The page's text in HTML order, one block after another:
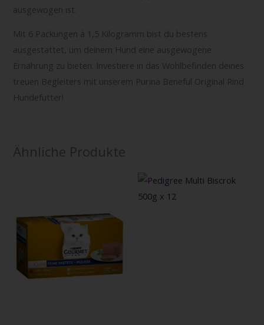
ausgewogen ist.
Mit 6 Packungen à 1,5 Kilogramm bist du bestens
ausgestattet, um deinem Hund eine ausgewogene
Ernährung zu bieten. Investiere in das Wohlbefinden deines
treuen Begleiters mit unserem Purina Beneful Original Rind
Hundefutter!
Ähnliche Produkte